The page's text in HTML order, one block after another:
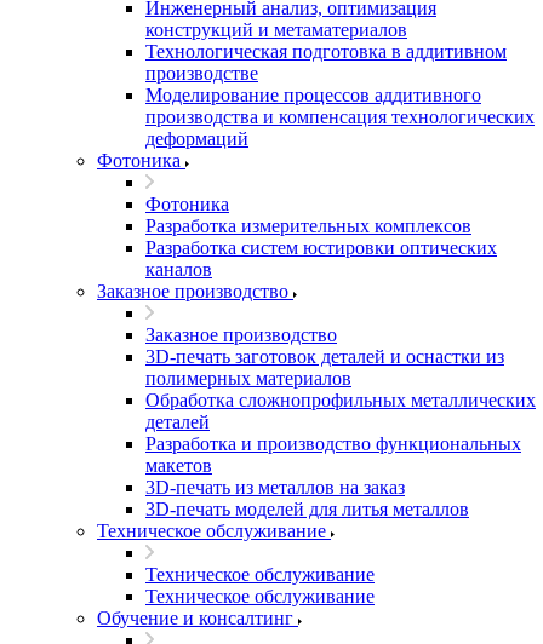
Инженерный анализ, оптимизация
конструкций и метаматериалов
Технологическая подготовка в аддитивном
производстве
Моделирование процессов аддитивного
производства и компенсация технологических
деформаций
Фотоника
Фотоника
Разработка измерительных комплексов
Разработка систем юстировки оптических
каналов
Заказное производство
Заказное производство
3D-печать заготовок деталей и оснастки из
полимерных материалов
Обработка сложнопрофильных металлических
деталей
Разработка и производство функциональных
макетов
3D-печать из металлов на заказ
3D-печать моделей для литья металлов
Техническое обслуживание
Техническое обслуживание
Техническое обслуживание
Обучение и консалтинг